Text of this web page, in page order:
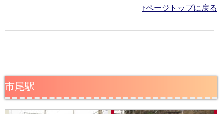
↑ページトップに戻る
市尾駅